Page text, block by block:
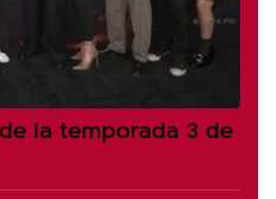
la temporada 3 de